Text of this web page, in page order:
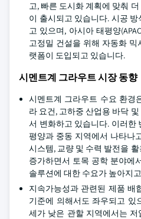
고, 빠른 도시화 계획에 맞춰
이 출시되고 있습니다. 시공
고 있으며, 아시아 태평양
고정밀 건설을 위해 자동화
랫폼이 도입되고 있습니다.
시멘트계 그라우트 시장 동향
시멘트계 그라우트 수요 환경
라 요건, 고하중 산업용 바닥
서 변화하고 있습니다. 이러한
평양과 중동 지역에서 나타나
시스템, 교량 및 수력 발전을
증가하면서 토목 공학 분야에
솔루션에 대한 수요가 높아지
지속가능성과 관련된 제품 배
기준에 의해서도 좌우되고 있
세가 낮은 관할 지역에서는 저